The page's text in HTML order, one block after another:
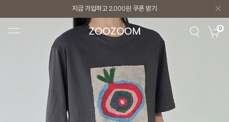
지금 가입하고 2,000원 쿠폰 받기
지금 가입하고 2,000원 쿠폰 받기 0